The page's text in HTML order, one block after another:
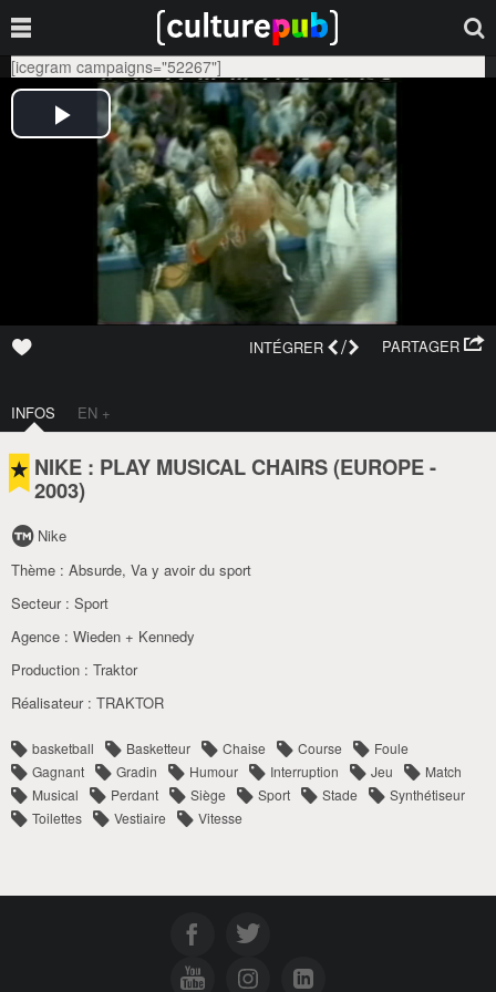
[icegram campaigns="52267"]
PARTAGER
INTÉGRER /
INFOS EN +
NIKE : PLAY MUSICAL CHAIRS (EUROPE-
2003)
Nike
Thème : Absurde, Va y avoir du sport
Secteur : Sport
Agence : Wieden + Kennedy
Production : Traktor
Réalisateur : TRAKTOR
basketball Basketteur Chaise Course
Foule
Gagnant
Gradin Humour Interruption Jeu
Match
Musical
Perdant Siège Sport Stade
Synthétiseur
Toilettes
Vestiaire Vitesse